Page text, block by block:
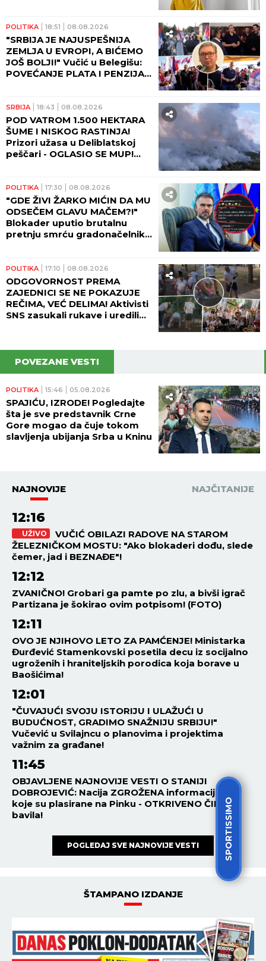
SPORTISSIMO
POLITIKA 18:51 08.08.2026
"SRBIJA JE NAJUSPEŠNIJA
ZEMLJA U EVROPI, A BIĆEMO
JOŠ BOLJI!" Vučić u Belegišu:
POVEĆANJE PLATA I PENZIJA
SRBIJA 18:43 08.08.2026
POD VATROM 1.500 HEKTARA
ŠUME I NISKOG RASTINJA!
Prizori užasa u Deliblatskoj
peščari - OGLASIO SE MUP!
POLITIKA 17:30 08.08.2026
"GDE ŽIVI ŽARKO MIĆIN DA MU
ODSEČEM GLAVU MAČEM?!"
Blokader uputio brutalnu
pretnju smrću gradonačelniku
POLITIKA 17:10 08.08.2026
ODGOVORNOST PREMA
ZAJEDNICI SE NE POKAZUJE
REČIMA, VEĆ DELIMA! Aktivisti
SNS zasukali rukave i uredili
POVEZANE VESTI
POLITIKA 15:46 05.08.2026
SPAJIĆU, IZRODE! Pogledajte
šta je sve predstavnik Crne
Gore mogao da čuje tokom
slavljenja ubijanja Srba u Kninu
NAJNOVIJE NAJČITANIJE
12:16
UŽIVO
VUČIĆ OBILAZI RADOVE NA STAROM
ŽELEZNIČKOM MOSTU: "Ako blokaderi dođu, slede
čemer, jad i BEZNAĐE"!
12:12
ZVANIČNO! Grobari ga pamte po zlu, a bivši igrač
Partizana je šokirao ovim potpisom! (FOTO)
12:11
OVO JE NJIHOVO LETO ZA PAMĆENJE! Ministarka
Đurđević Stamenkovski posetila decu iz socijalno
ugroženih i hraniteljskih porodica koja borave u
Baošićima!
12:01
"ČUVAJUĆI SVOJU ISTORIJU I ULAŽUĆI U
BUDUĆNOST, GRADIMO SNAŽNIJU SRBIJU!"
Vučević u Svilajncu o planovima i projektima
važnim za građane!
11:45
OBJAVLJENE NAJNOVIJE VESTI O STANIJI
DOBROJEVIĆ: Nacija ZGROŽENA informacijama
koje su plasirane na Pinku - OTKRIVENO ČIME SE
bavila!
POGLEDAJ SVE NAJNOVIJE VESTI
ŠTAMPANO IZDANJE